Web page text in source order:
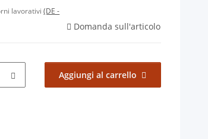
lavorativi(DE -
Domanda sull'articolo
Aggiungi al carrello